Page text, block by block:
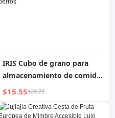
IRIS Cubo de grano para
almacenamiento de comida
de gato, a prueba de
humedad, almacenamiento
de snacks, barril sellado para
$15.55$20.73